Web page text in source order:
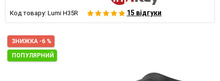
Код товару: Lumi H35R 15 відгуки
ЗНИЖКА -6 %
ПОПУЛЯРНИЙ